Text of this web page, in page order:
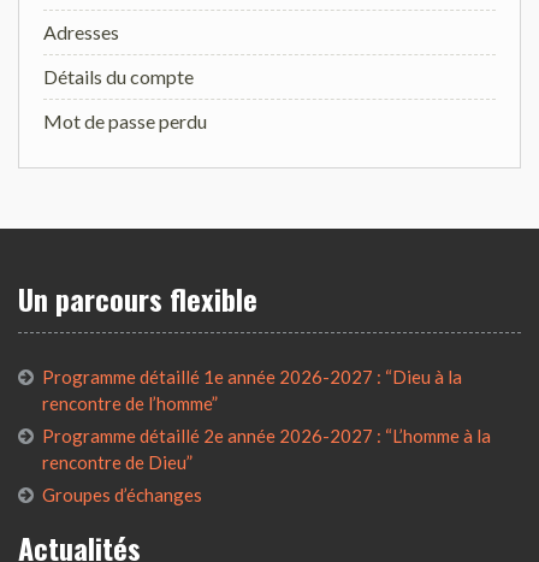
Adresses
Détails du compte
Mot de passe perdu
Un parcours flexible
Programme détaillé 1e année 2026-2027 : “Dieu à la
rencontre de l’homme”
Programme détaillé 2e année 2026-2027 : “L’homme à la
rencontre de Dieu”
Groupes d’échanges
Actualités